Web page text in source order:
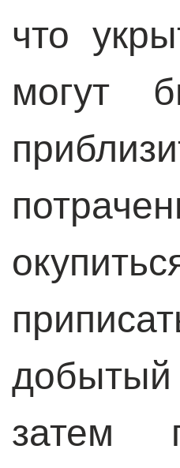
что
могут
затем